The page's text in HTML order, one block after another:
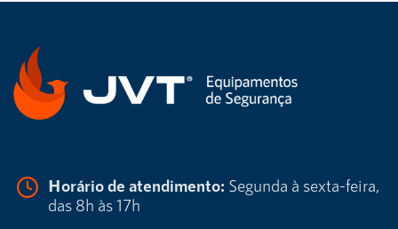
Horário de atendimento: Segunda à sexta-feira,
das 8h às 17h